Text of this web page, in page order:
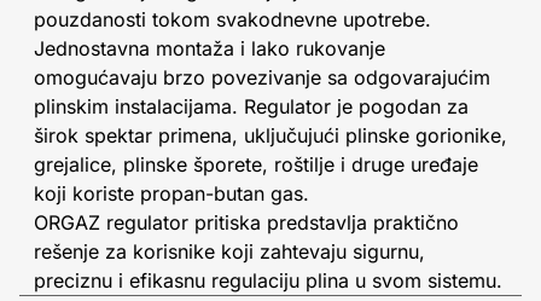
pouzdanosti tokom svakodnevne upotrebe.
Jednostavna montaža i lako rukovanje
omogućavaju brzo povezivanje sa odgovarajućim
plinskim instalacijama. Regulator je pogodan za
širok spektar primena, uključujući plinske gorionike,
grejalice, plinske šporete, roštilje i druge uređaje
koji koriste propan-butan gas.
ORGAZ regulator pritiska predstavlja praktično
rešenje za korisnike koji zahtevaju sigurnu,
preciznu i efikasnu regulaciju plina u svom sistemu.